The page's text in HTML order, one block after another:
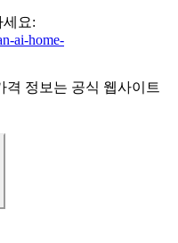
요:
ai-home-
격 정보는 공식 웹사이트